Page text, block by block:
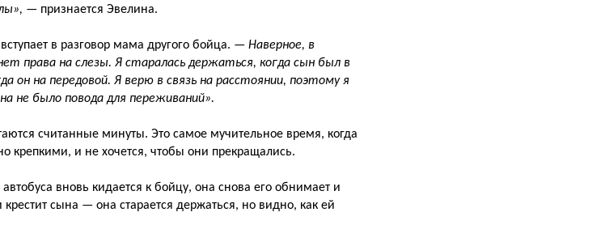
— признается Эвелина.
в разговор мама другого бойца. — Наверное, в
права на слезы. Я старалась держаться, когда сын был в
он на передовой. Я верю в связь на расстоянии, поэтому я
не было повода для переживаний».
считанные минуты. Это самое мучительное время, когда
крепкими, и не хочется, чтобы они прекращались.
вновь кидается к бойцу, она снова его обнимает и
крестит сына — она старается держаться, но видно, как ей